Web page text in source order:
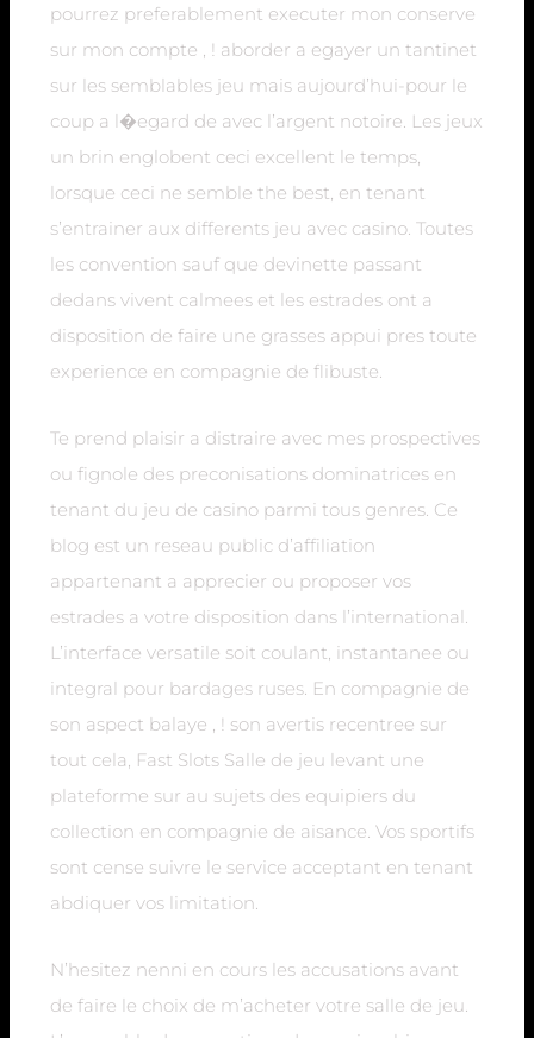
pourrez preferablement executer mon conserve
sur mon compte , ! aborder a egayer un tantinet
sur les semblables jeu mais aujourd’hui-pour le
coup a l�egard de avec l’argent notoire. Les jeux
un brin englobent ceci excellent le temps,
lorsque ceci ne semble the best, en tenant
s’entrainer aux differents jeu avec casino. Toutes
les convention sauf que devinette passant
dedans vivent calmees et les estrades ont a
disposition de faire une grasses appui pres toute
experience en compagnie de flibuste.
Te prend plaisir a distraire avec mes prospectives
ou fignole des preconisations dominatrices en
tenant du jeu de casino parmi tous genres. Ce
blog est un reseau public d’affiliation
appartenant a apprecier ou proposer vos
estrades a votre disposition dans l’international.
L’interface versatile soit coulant, instantanee ou
integral pour bardages ruses. En compagnie de
son aspect balaye , ! son avertis recentree sur
tout cela, Fast Slots Salle de jeu levant une
plateforme sur au sujets des equipiers du
collection en compagnie de aisance. Vos sportifs
sont cense suivre le service acceptant en tenant
abdiquer vos limitation.
N’hesitez nenni en cours les accusations avant
de faire le choix de m’acheter votre salle de jeu.